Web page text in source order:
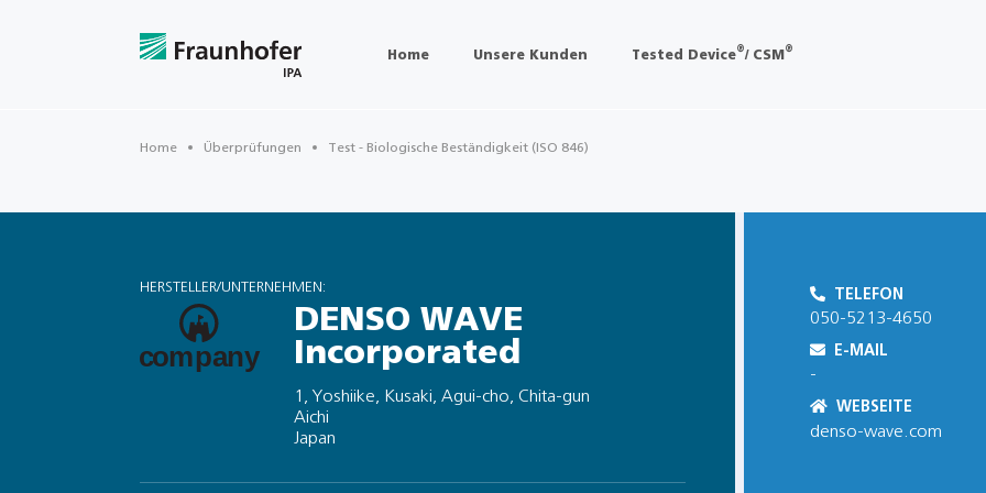
Home Unsere Kunden Tested Device®/ CSM ®
Home Überprüfungen Test - Biologische Beständigkeit (ISO 846)
HERSTELLER/UNTERNEHMEN:
DENSO WAVE
Incorporated
1, Yoshiike, Kusaki, Agui-cho, Chita-gun
Aichi
Japan
TELEFON
050-5213-4650
E-MAIL
-
WEBSEITE
denso-wave.com